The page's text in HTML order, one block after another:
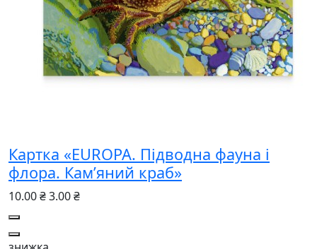
Картка «EUROPA. Підводна фауна і
флора. Кам’яний краб»
10.00 ₴3.00 ₴